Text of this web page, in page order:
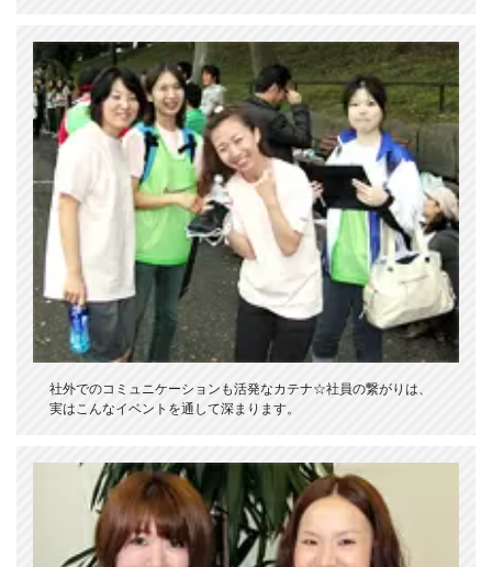
社外でのコミュニケーションも活発なカテナ☆社員の繋がりは、
実はこんなイベントを通して深まります。